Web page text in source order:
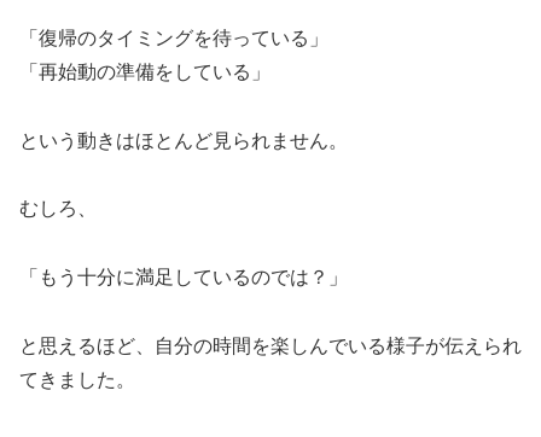
「復帰のタイミングを待っている」
「再始動の準備をしている」
という動きはほとんど見られません。
むしろ、
「もう十分に満足しているのでは？」
と思えるほど、自分の時間を楽しんでいる様子が伝えられ
てきました。